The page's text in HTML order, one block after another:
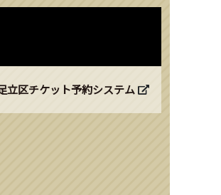
立区チケット予約システム